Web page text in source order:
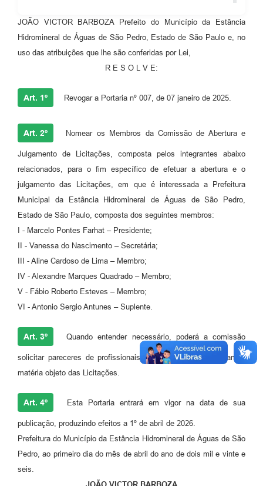
JOÃO VICTOR BARBOZA Prefeito do Município da Estância
Hidromineral de Águas de São Pedro, Estado de São Paulo e, no
uso das atribuições que lhe são conferidas por Lei,
R E S O L V E:
Art. 1º Revogar a Portaria nº 007, de 07 janeiro de 2025.
Art. 2º Nomear os Membros da Comissão de Abertura e
Julgamento de Licitações, composta pelos integrantes abaixo
relacionados, para o fim específico de efetuar a abertura e o
julgamento das Licitações, em que é interessada a Prefeitura
Municipal da Estância Hidromineral de Águas de São Pedro,
Estado de São Paulo, composta dos seguintes membros:
I - Marcelo Pontes Farhat – Presidente;
II - Vanessa do Nascimento – Secretária;
III - Aline Cardoso de Lima – Membro;
IV - Alexandre Marques Quadrado – Membro;
V - Fábio Roberto Esteves – Membro;
VI - Antonio Sergio Antunes – Suplente.
Art. 3º Quando entender necessário, poderá a comissão
solicitar pareceres de profissionais ou setores que conheçam a
matéria objeto das Licitações.
Art. 4º Esta Portaria entrará em vigor na data de sua
publicação, produzindo efeitos a 1º de abril de 2026.
Prefeitura do Município da Estância Hidromineral de Águas de São
Pedro, ao primeiro dia do mês de abril do ano de dois mil e vinte e
seis.